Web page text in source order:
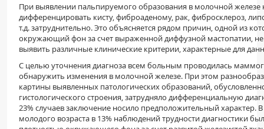
При выявлении пальпируемого образования в молочной железе
дифференцировать кисту, фиброаденому, рак, фибросклероз,
т.д. затруднительно. Это объясняется рядом причин, одной из
окружающий фон за счет выраженной диффузной мастопатии,
выявить различные клинические критерии, характерные для
С целью уточнения диагноза всем больным проводилась
обнаружить изменения в молочной железе. При этом
картины выявленных патологических образований,
гистологического строения, затрудняло дифференциальную
23% случаев заключение носило предположительный характер.
молодого возраста в 13% наблюдений трудности диагностики